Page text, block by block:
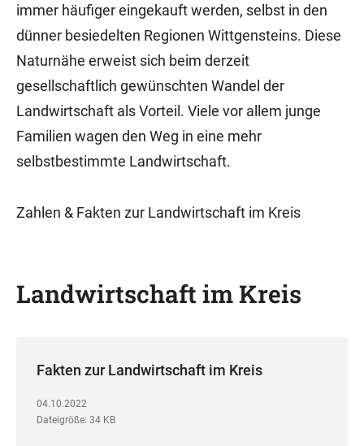
immer häufiger eingekauft werden, selbst in den
dünner besiedelten Regionen Wittgensteins. Diese
Naturnähe erweist sich beim derzeit
gesellschaftlich gewünschten Wandel der
Landwirtschaft als Vorteil. Viele vor allem junge
Familien wagen den Weg in eine mehr
selbstbestimmte Landwirtschaft.
Zahlen & Fakten zur Landwirtschaft im Kreis
Landwirtschaft im Kreis
Fakten zur Landwirtschaft im Kreis
04.10.2022
Dateigröße: 34 KB